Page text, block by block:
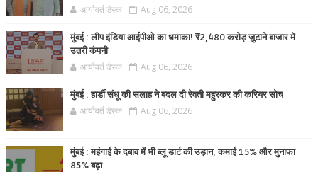
आर्यावर्त डेस्क Aug 06, 2026
मुंबई : लीप इंडिया आईपीओ का धमाका! ₹2,480 करोड़ जुटाने बाजार में
उतरी कंपनी
आर्यावर्त डेस्क Aug 06, 2026
मुंबई : हार्डी संधू की सलाह ने बदल दी रेवती महुरकर की करियर सोच
आर्यावर्त डेस्क Aug 06, 2026
मुंबई : महंगाई के दबाव में भी ब्लू डार्ट की उड़ान, कमाई 15% और मुनाफा
85% बढ़ा